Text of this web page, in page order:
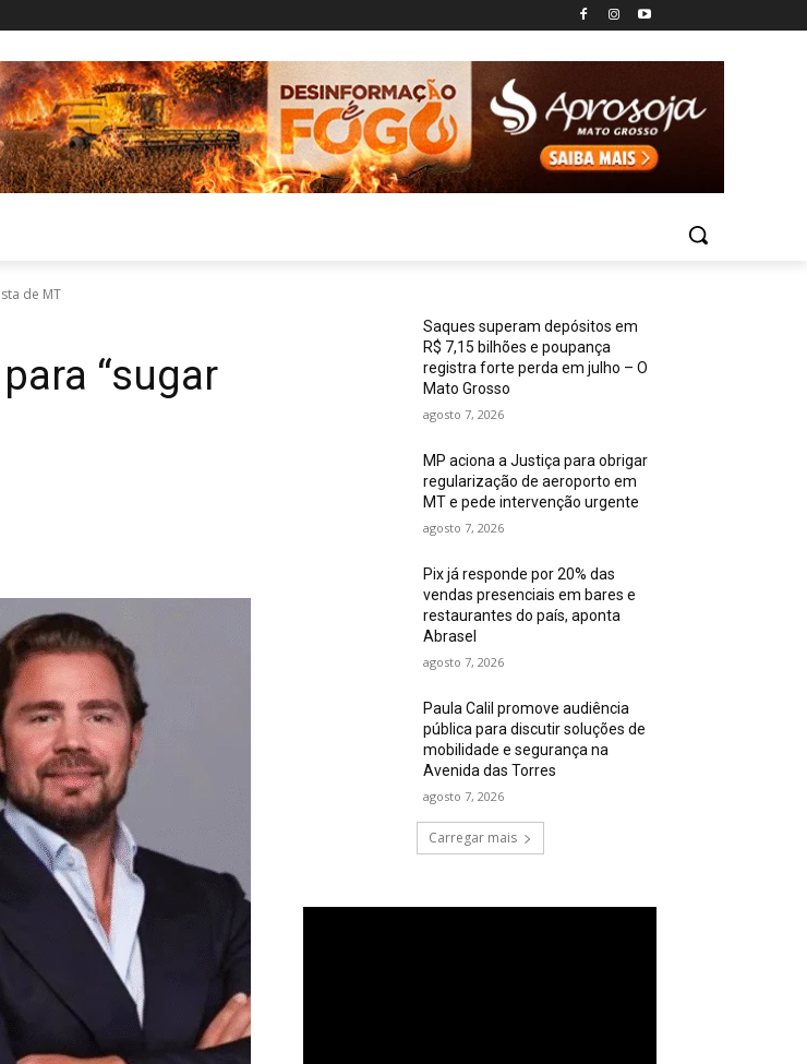
de MT
“sugar
Saques superam depósitos em
R$ 7,15 bilhões e poupança
registra forte perda em julho – O
Mato Grosso
agosto 7, 2026
MP aciona a Justiça para obrigar
regularização de aeroporto em
MT e pede intervenção urgente
agosto 7, 2026
Pix já responde por 20% das
vendas presenciais em bares e
restaurantes do país, aponta
Abrasel
agosto 7, 2026
Paula Calil promove audiência
pública para discutir soluções de
mobilidade e segurança na
Avenida das Torres
agosto 7, 2026
Carregar mais